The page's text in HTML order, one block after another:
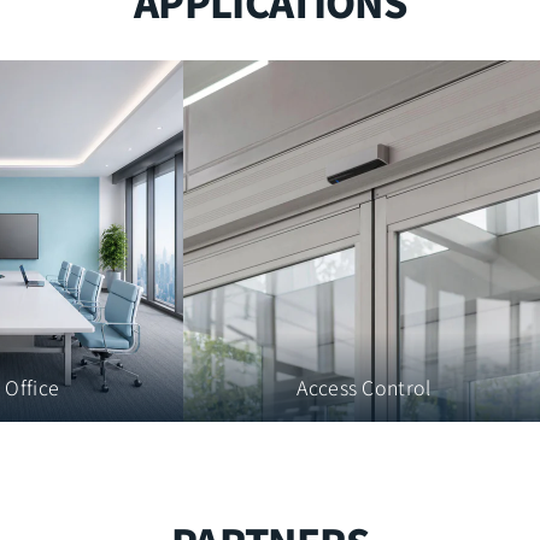
Access Control